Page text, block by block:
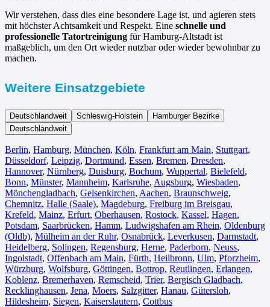
Wir verstehen, dass dies eine besondere Lage ist, und agieren stets
mit höchster Achtsamkeit und Respekt. Eine schnelle und
professionelle Tatortreinigung für Hamburg-Altstadt ist
maßgeblich, um den Ort wieder nutzbar oder wieder bewohnbar zu
machen.
Weitere Einsatzgebiete
Deutschlandweit Schleswig-Holstein
Hamburger Bezirke
Deutschlandweit
Berlin⁠, Hamburg, München, Köln⁠, Frankfurt am Main, Stuttgart,
Düsseldorf, Leipzig, Dortmund, Essen, Bremen, Dresden,
Hannover, Nürnberg, Duisburg⁠, Bochum, Wuppertal⁠, Bielefeld⁠,
Bonn⁠, Münster⁠, Mannheim, Karlsruhe, Augsburg, Wiesbaden⁠,
Mönchengladbach⁠, Gelsenkirchen⁠, Aachen⁠, Braunschweig,
Chemnitz⁠, Halle (Saale)⁠, Magdeburg, Freiburg im Breisgau⁠,
Krefeld⁠, Mainz⁠, Erfurt, Oberhausen⁠, Rostock⁠, Kassel⁠, Hagen,
Potsdam, Saarbrücken⁠, Hamm, Ludwigshafen am Rhein⁠, Oldenburg
(Oldb), Mülheim an der Ruhr, Osnabrück⁠, Leverkusen, Darmstadt⁠,
Heidelberg, Solingen, Regensburg, Herne⁠, Paderborn, Neuss,
Ingolstadt, Offenbach am Main, Fürth⁠, Heilbronn, Ulm⁠, Pforzheim,
Würzburg, Wolfsburg⁠, Göttingen, Bottrop, Reutlingen, Erlangen⁠,
Koblenz, Bremerhaven⁠, Remscheid, Trier⁠, Bergisch Gladbach,
Recklinghausen, Jena⁠, Moers⁠, Salzgitter⁠, Hanau, Gütersloh,
Hildesheim⁠, Siegen⁠, Kaiserslautern⁠, Cottbus⁠